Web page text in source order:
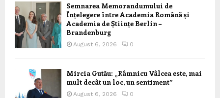
Semnarea Memorandumului de
Înțelegere între Academia Română și
Academia de Științe Berlin –
Brandenburg
August 6, 2026 0
Mircia Gutău: „Râmnicu Vâlcea este, mai
mult decât un loc, un sentiment”
August 6, 2026 0